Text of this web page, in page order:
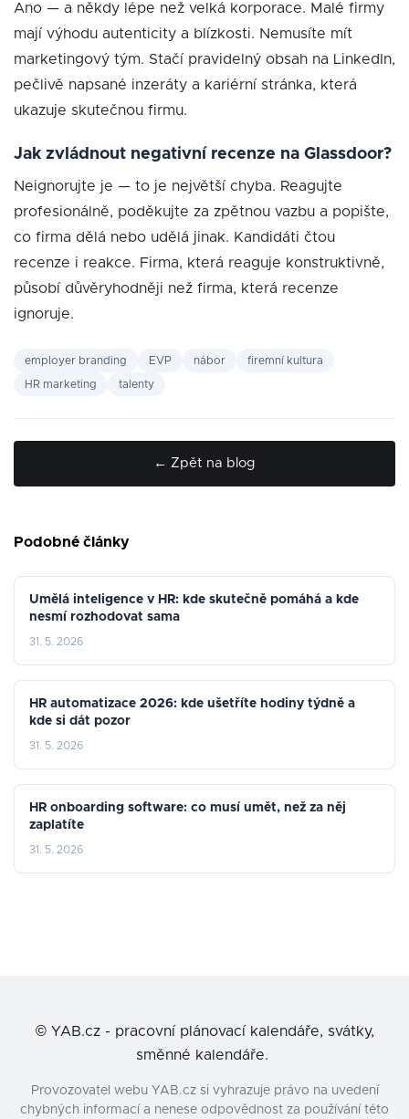
Ano — a někdy lépe než velká korporace. Malé firmy
mají výhodu autenticity a blízkosti. Nemusíte mít
marketingový tým. Stačí pravidelný obsah na LinkedIn,
pečlivě napsané inzeráty a kariérní stránka, která
ukazuje skutečnou firmu.
Jak zvládnout negativní recenze na Glassdoor?
Neignorujte je — to je největší chyba. Reagujte
profesionálně, poděkujte za zpětnou vazbu a popište,
co firma dělá nebo udělá jinak. Kandidáti čtou
recenze i reakce. Firma, která reaguje konstruktivně,
působí důvěryhodněji než firma, která recenze
ignoruje.
employer branding EVP nábor firemní kultura
HR marketing talenty
← Zpět na blog
Podobné články
Umělá inteligence v HR: kde skutečně pomáhá a kde
nesmí rozhodovat sama
31. 5. 2026
HR automatizace 2026: kde ušetříte hodiny týdně a
kde si dát pozor
31. 5. 2026
HR onboarding software: co musí umět, než za něj
zaplatíte
31. 5. 2026
© YAB.cz - pracovní plánovací kalendáře, svátky,
směnné kalendáře.
Provozovatel webu YAB.cz si vyhrazuje právo na uvedení
chybných informací a nenese odpovědnost za používání této